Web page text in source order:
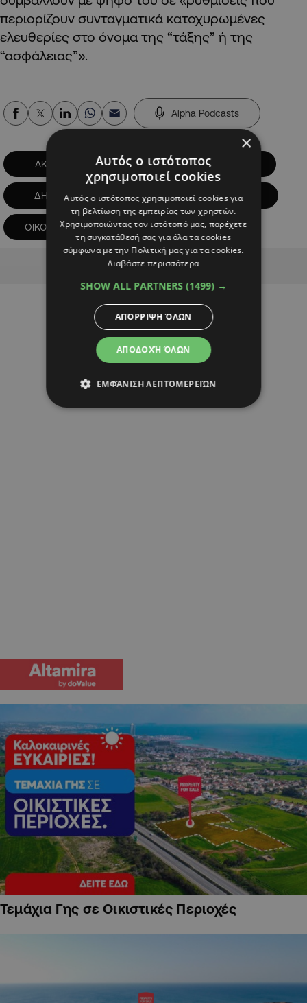
περιορίζουν συνταγματικά κατοχυρωμένες
ελευθερίες στο όνομα της “τάξης” ή της
“ασφάλειας”».
Alpha Podcasts
ΑΚΕΛ ΔΗΚΟ
ΔΗΣΥ ΕΔΕΚ ΚΟΜΜΑΤΑ
ΟΙΚΟΛΟΓΟΙ
Advertisement
Τεμάχια Γης σε Οικιστικές Περιοχές
×
Αυτός ο ιστότοπος
χρησιμοποιεί cookies
Αυτός ο ιστότοπος χρησιμοποιεί cookies για
τη βελτίωση της εμπειρίας των χρηστών.
Χρησιμοποιώντας τον ιστότοπό μας, παρέχετε
τη συγκατάθεσή σας για όλα τα cookies
σύμφωνα με την Πολιτική μας για τα cookies.
Διαβάστε περισσότερα
SHOW ALL PARTNERS (1499) →
ΑΠΟΔΟΧΉ ΌΛΩΝ
ΑΠΌΡΡΙΨΗ ΌΛΩΝ
ΕΜΦΆΝΙΣΗ ΛΕΠΤΟΜΕΡΕΙΏΝ